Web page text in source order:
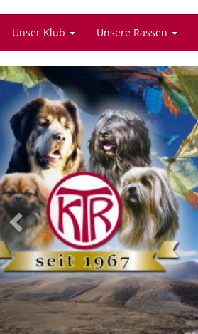
Unser Klub Unsere Rassen
Previous